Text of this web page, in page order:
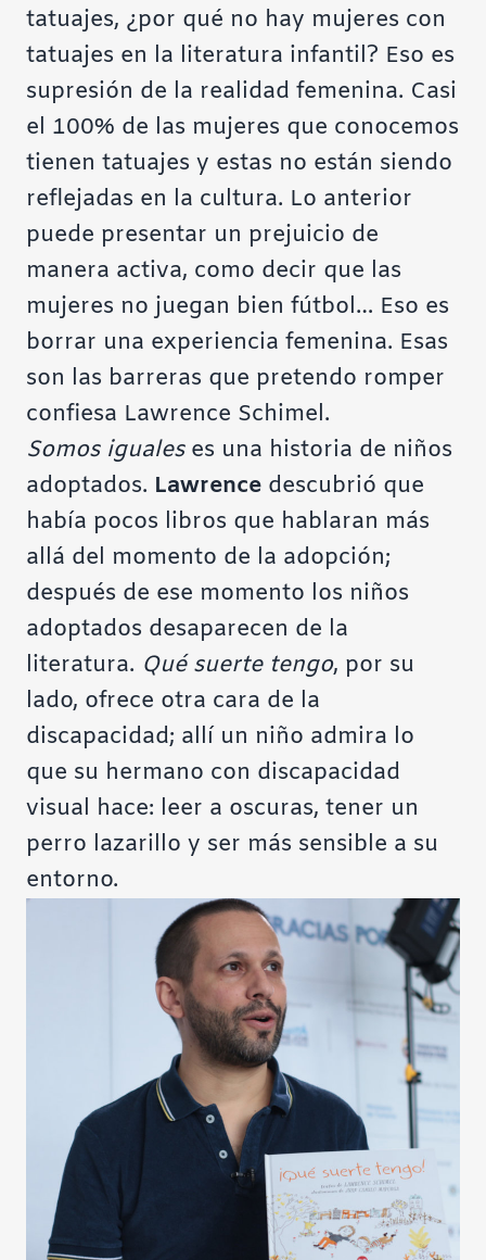
tatuajes, ¿por qué no hay mujeres con
tatuajes en la literatura infantil? Eso es
supresión de la realidad femenina. Casi
el 100% de las mujeres que conocemos
tienen tatuajes y estas no están siendo
reflejadas en la cultura. Lo anterior
puede presentar un prejuicio de
manera activa, como decir que las
mujeres no juegan bien fútbol… Eso es
borrar una experiencia femenina. Esas
son las barreras que pretendo romper
confiesa Lawrence Schimel.
Somos igualeses una historia de niños
adoptados. Lawrence descubrió que
había pocos libros que hablaran más
allá del momento de la adopción;
después de ese momento los niños
adoptados desaparecen de la
literatura. Qué suerte tengo, por su
lado, ofrece otra cara de la
discapacidad; allí un niño admira lo
que su hermano con discapacidad
visual hace: leer a oscuras, tener un
perro lazarillo y ser más sensible a su
entorno.